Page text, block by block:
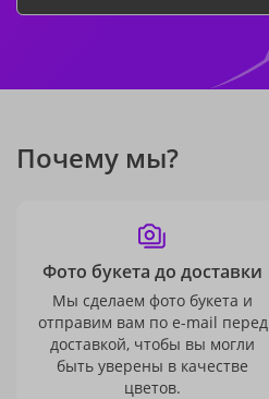
Почему мы?
Фото букета до доставки
Мы сделаем фото букета и
отправим вам по e-mail перед
доставкой, чтобы вы могли
быть уверены в качестве
цветов.